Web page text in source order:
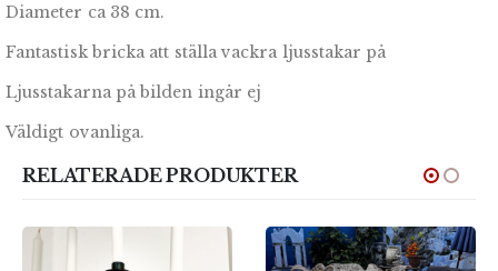
Diameter ca 38 cm.
Fantastisk bricka att ställa vackra ljusstakar på
Ljusstakarna på bilden ingår ej
Väldigt ovanliga.
RELATERADE PRODUKTER